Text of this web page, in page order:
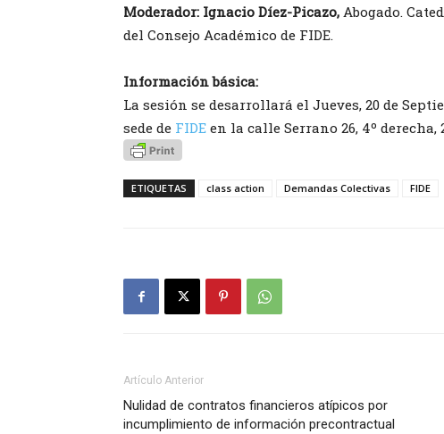
Moderador: Ignacio Díez-Picazo, Abogado.
del Consejo Académico de FIDE.
Información básica:
La sesión se desarrollará el Jueves, 20 de
sede de FIDE en la calle Serrano 26, 4º derecha,
ETIQUETAS class action Demandas Colectivas FIDE
Artículo Anterior
Nulidad de contratos financieros atípicos por
incumplimiento de información precontractual